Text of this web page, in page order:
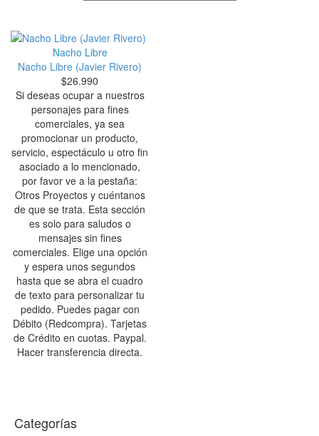
Nacho Libre
Nacho Libre (Javier Rivero)
$26.990
Si deseas ocupar a nuestros
personajes para fines
comerciales, ya sea
promocionar un producto,
servicio, espectáculo u otro fin
asociado a lo mencionado,
por favor ve a la pestaña:
Otros Proyectos y cuéntanos
de que se trata. Esta sección
es solo para saludos o
mensajes sin fines
comerciales. Elige una opción
y espera unos segundos
hasta que se abra el cuadro
de texto para personalizar tu
pedido. Puedes pagar con
Débito (Redcompra). Tarjetas
de Crédito en cuotas. Paypal.
Hacer transferencia directa.
Categorías